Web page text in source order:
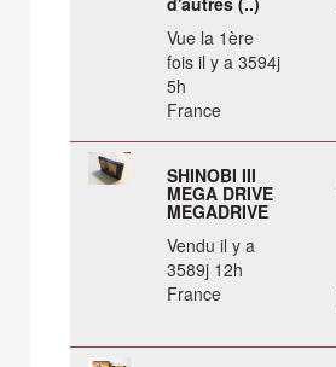
Vue la 1ère
fois il y a 3594j
5h
France
SHINOBI III
MEGA DRIVE
MEGADRIVE
Vendu il y a
3589j 12h
France